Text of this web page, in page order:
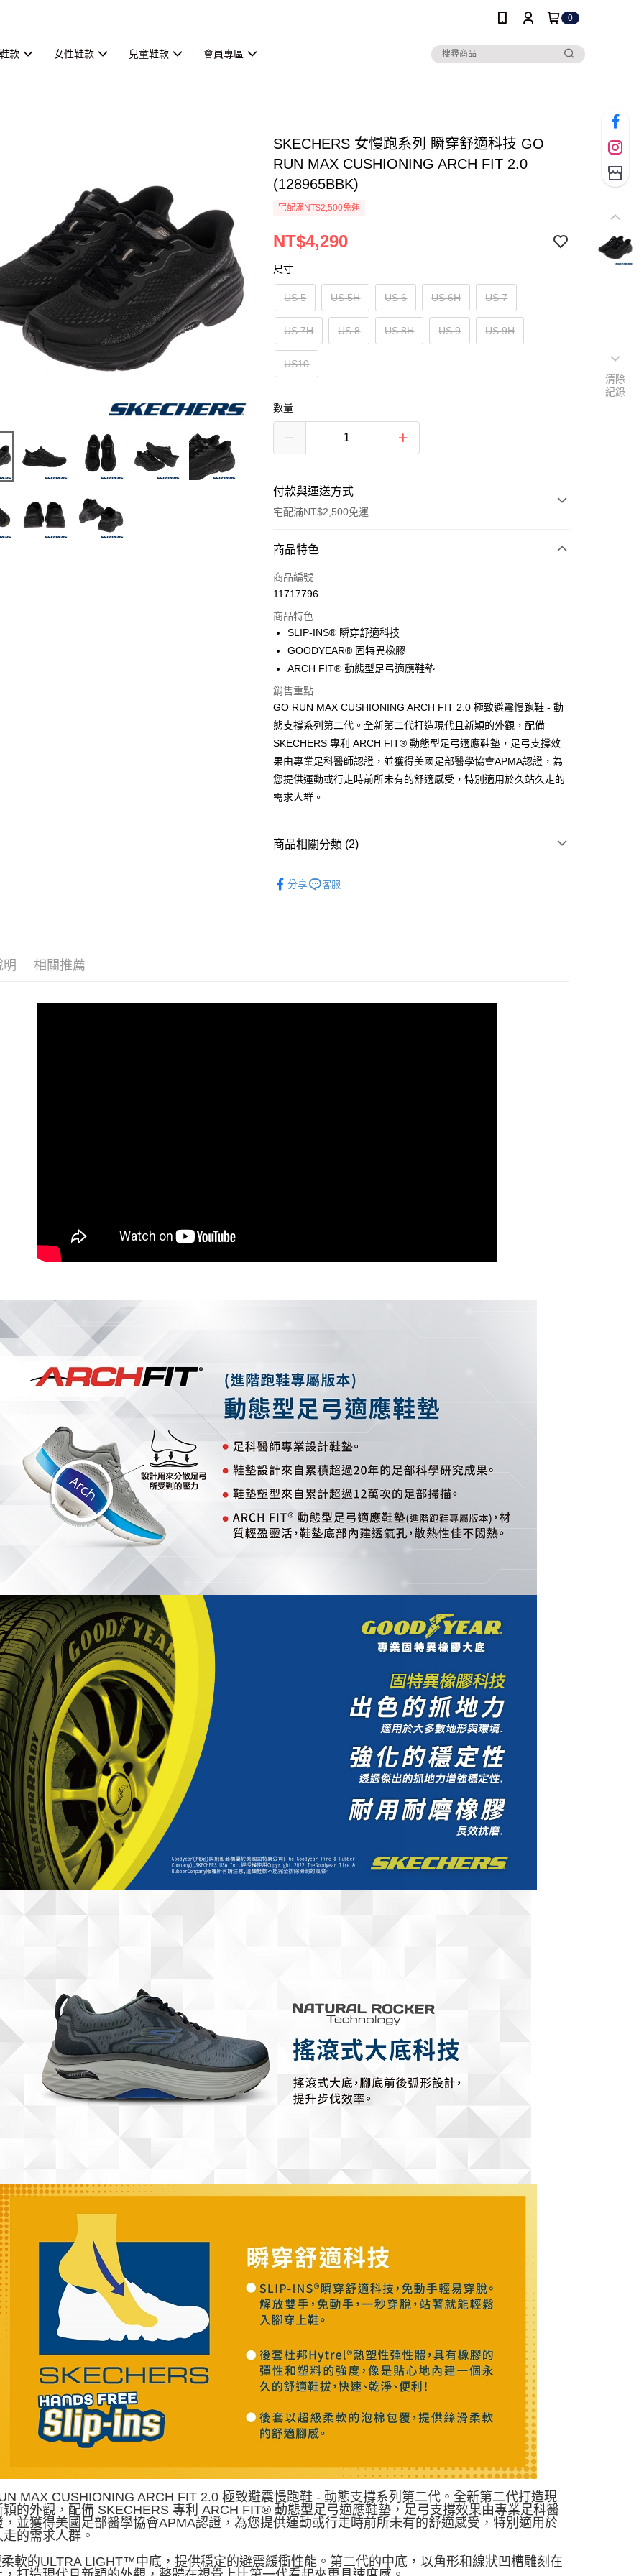
0
款 女性鞋款 兒童鞋款 會員專區
SKECHERS 女慢跑系列 瞬穿舒適科技 GO
RUN MAX CUSHIONING ARCH FIT 2.0
(128965BBK)
宅配滿NT$2,500免運
NT$4,290
尺寸
US 5 US 5H US 6 US 6H US 7
US 7H US 8 US 8H US 9 US 9H
US10
數量
付款與運送方式
宅配滿NT$2,500免運
付款方式
信用卡一次付款
大哥付你分期
相關說明
1.本服務由台灣大哥大提供，台灣大哥大用戶可立即使用無須另外申請。
2.付款方式選擇「大哥付你分期」，訂單成立後會自動跳轉到大哥付的交易
流程，驗證手機門號後，選擇欲分期的期數、繳款截止日，確認付款後即
完成交易。
3.實際核准額度、可分期數及費用金額請依後續交易確認頁面所載為準。
4.訂單成立30分鐘內，如未前往確認交易或遇審核未通過，訂單將自動取
消。如遇「轉專審核」未通過狀況，表示未達大哥付你分期系統評分，恕
無法說明評估內容。
【繳款方式說明】
醒簡訊。
用戶於交易時，得透過本服務購買商品或服務，並由商店將買賣／分期付
款買賣價金債權讓與本公司後，依約使用本公司帳單繳交帳款。
ATM付款
宅配
每筆NT$100，滿NT$2,500(含以上)免運費
商品特色
商品編號
11717796
商品特色
SLIP-INS® 瞬穿舒適科技
GOODYEAR® 固特異橡膠
ARCH FIT® 動態型足弓適應鞋墊
銷售重點
GO RUN MAX CUSHIONING ARCH FIT 2.0 極致避震慢跑鞋 - 動
態支撐系列第二代。全新第二代打造現代且新穎的外觀，配備
SKECHERS 專利 ARCH FIT® 動態型足弓適應鞋墊，足弓支撐效
果由專業足科醫師認證，並獲得美國足部醫學協會APMA認證，為
您提供運動或行走時前所未有的舒適感受，特別適用於久站久走的
需求人群。
商品相關分類 (2)
分享 客服
明 相關推薦
MAX CUSHIONING ARCH FIT 2.0 極致避震慢跑鞋 - 動態支撐系列第二代。全新第二代打造現
穎的外觀，配備 SKECHERS 專利 ARCH FIT® 動態型足弓適應鞋墊，足弓支撐效果由專業足科醫
，並獲得美國足部醫學協會APMA認證，為您提供運動或行走時前所未有的舒適感受，特別適用於
的需求人群。
軟的ULTRA LIGHT™中底，提供穩定的避震緩衝性能。第二代的中底，以角形和線狀凹槽雕刻在
清除
紀錄